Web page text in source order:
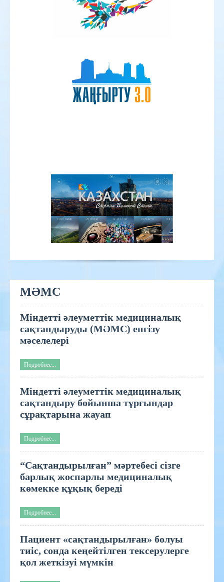
МӘМС
Міндетті әлеуметтік медициналық
сақтандыруды (МӘМС) енгізу
мәселелері
Подробнее...
Міндетті әлеуметтік медициналық
сақтандыру бойынша тұрғындар
сұрақтарына жауап
Подробнее...
“Сақтандырылған” мәртебесі сізге
барлық жоспарлы медициналық
көмекке құқық береді
Подробнее...
Пациент «сақтандырылған» болуы
тиіс, сонда кеңейтілген тексерулерге
қол жеткізуі мүмкін